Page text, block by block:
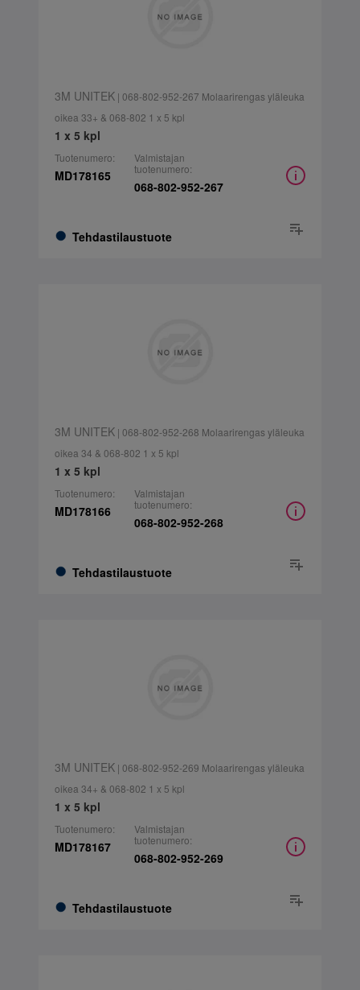
3M UNITEK| 068-802-952-267 Molaarirengas yläleuka
oikea 33+ & 068-802 1 x 5 kpl
1 x 5 kpl
Tuotenumero:
MD178165
Tehdastilaustuote
Valmistajan
tuotenumero:
068-802-952-267
3M UNITEK| 068-802-952-268 Molaarirengas yläleuka
oikea 34 & 068-802 1 x 5 kpl
1 x 5 kpl
Tuotenumero:
MD178166
Tehdastilaustuote
Valmistajan
tuotenumero:
068-802-952-268
3M UNITEK| 068-802-952-269 Molaarirengas yläleuka
oikea 34+ & 068-802 1 x 5 kpl
1 x 5 kpl
Tuotenumero:
MD178167
Tehdastilaustuote
Valmistajan
tuotenumero:
068-802-952-269